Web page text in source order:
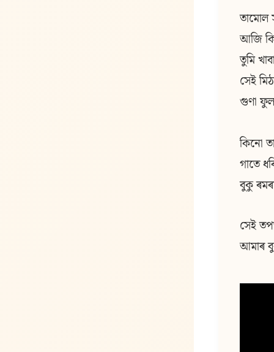
তামোল
আজি
তুমি
সেই
গুণা
কিনো
গাতে
বুকু
সেই
আমাৰ